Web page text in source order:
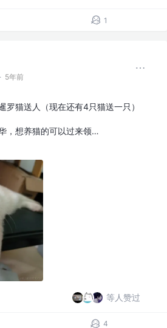
1
· 5年前
罗猫送人（现在还有4只猫送一只）
，想养猫的可以过来领…
等人赞过
4